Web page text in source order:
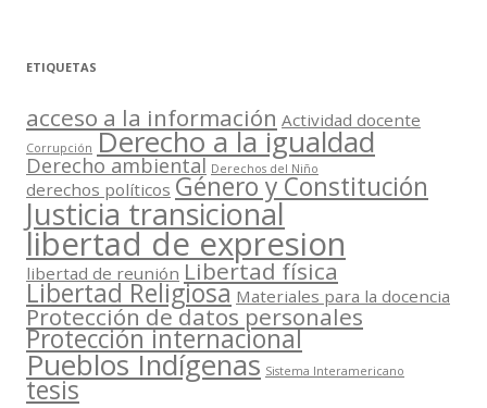
ETIQUETAS
acceso a la información Actividad docente
Corrupción Derecho a la igualdad
Derecho ambiental Derechos del Niño
derechos políticos Género y Constitución
Justicia transicional
libertad de expresion
libertad de reunión Libertad física
Libertad Religiosa Materiales para la docencia
Protección de datos personales
Protección internacional
Pueblos Indígenas Sistema Interamericano
tesis